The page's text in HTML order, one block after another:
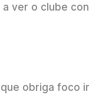
ver o clube
obriga foco